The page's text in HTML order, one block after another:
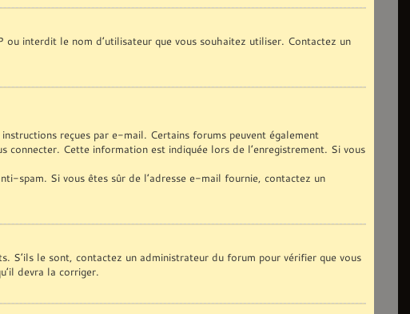
interdit le nom d’utilisateur que vous souhaitez utiliser. Contactez un
reçues par e-mail. Certains forums peuvent également
connecter. Cette information est indiquée lors de l’enregistrement. Si vous
spam. Si vous êtes sûr de l’adresse e-mail fournie, contactez un
S’ils le sont, contactez un administrateur du forum pour vérifier que vous
devra la corriger.